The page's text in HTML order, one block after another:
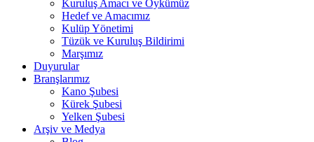
Kuruluş Amacı ve Öykümüz
Hedef ve Amacımız
Kulüp Yönetimi
Tüzük ve Kuruluş Bildirimi
Marşımız
Duyurular
Branşlarımız
Kano Şubesi
Kürek Şubesi
Yelken Şubesi
Arşiv ve Medya